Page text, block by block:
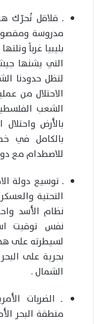
ــ قلاقل تُحرّك
مدروسة
بليبيا غرباً
التي يشنها
لتظل حدودنا
الاحتلال من
الشعب
بالأرض
بالكامل في
للاصطدام مع
ــ توسيع دولة
التحتية
نظام الأسد
نفس توقيت
لسيطرته على
بحرية على
الشمال .
ــ الضربات
منطقة البحر